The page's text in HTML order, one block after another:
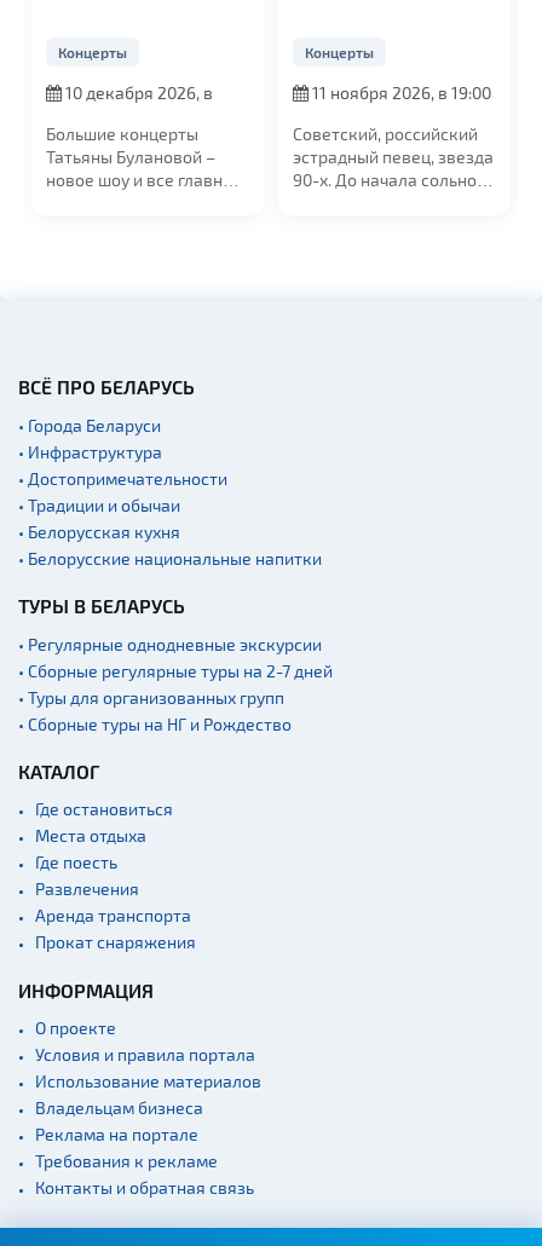
Концерты
10 декабря 2026, в
Большие концерты
Татьяны Булановой –
новое шоу и все главные
Концерты
11 ноября 2026, в 19:00
Советский, российский
эстрадный певец, звезда
90-х. До начала сольной
ВСЁ ПРО БЕЛАРУСЬ
• Города Беларуси
• Инфраструктура
• Достопримечательности
• Традиции и обычаи
• Белорусская кухня
• Белорусские национальные напитки
ТУРЫ В БЕЛАРУСЬ
• Регулярные однодневные экскурсии
• Сборные регулярные туры на 2-7 дней
• Туры для организованных групп
• Сборные туры на НГ и Рождество
КАТАЛОГ
Где остановиться
Места отдыха
Где поесть
Развлечения
Аренда транспорта
Прокат снаряжения
ИНФОРМАЦИЯ
О проекте
Условия и правила портала
Использование материалов
Владельцам бизнеса
Реклама на портале
Требования к рекламе
Контакты и обратная связь